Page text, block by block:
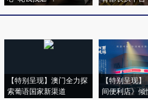
【特别呈现】澳门全力探
索葡语国家新渠道
【特别呈现
间便利店》倾